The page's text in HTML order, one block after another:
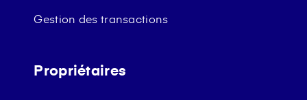
Gestion des transactions
Propriétaires